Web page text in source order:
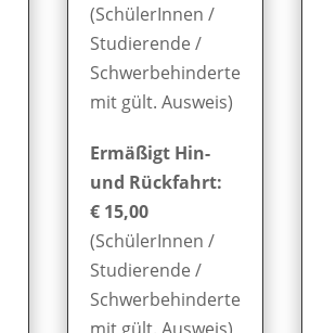
(SchülerInnen /
Studierende /
Schwerbehinderte
mit gült. Ausweis)
Ermäßigt Hin-
und Rückfahrt:
€ 15,00
(SchülerInnen /
Studierende /
Schwerbehinderte